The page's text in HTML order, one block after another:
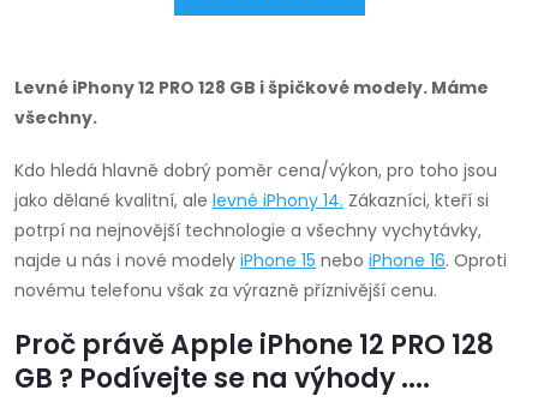
Levné iPhony 12 PRO 128 GB i špičkové modely. Máme
všechny.
Kdo hledá hlavně dobrý poměr cena/výkon, pro toho jsou
jako dělané kvalitní, ale levné iPhony 14. Zákazníci, kteří si
potrpí na nejnovější technologie a všechny vychytávky,
najde u nás i nové modely iPhone 15 nebo iPhone 16. Oproti
novému telefonu však za výrazně příznivější cenu.
Proč právě Apple iPhone 12 PRO 128
GB ? Podívejte se na výhody ....